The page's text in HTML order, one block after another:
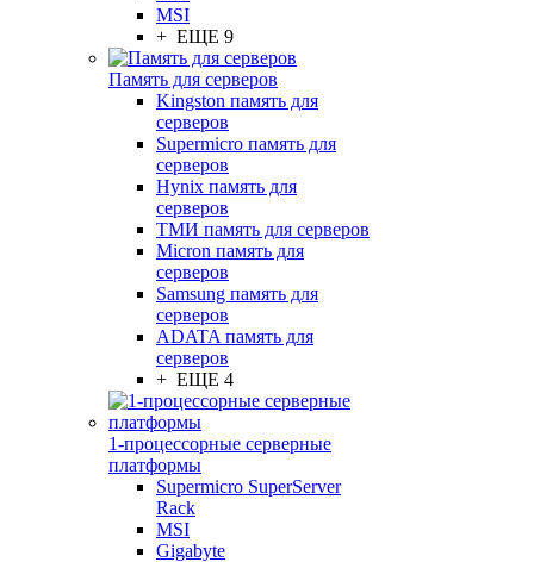
MSI
+ ЕЩЕ 9
Память для серверов
Kingston память для
серверов
Supermicro память для
серверов
Hynix память для
серверов
ТМИ память для серверов
Micron память для
серверов
Samsung память для
серверов
ADATA память для
серверов
+ ЕЩЕ 4
1-процессорные серверные
платформы
Supermicro SuperServer
Rack
MSI
Gigabyte